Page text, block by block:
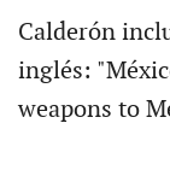
Calderón
inglés:
weapons to